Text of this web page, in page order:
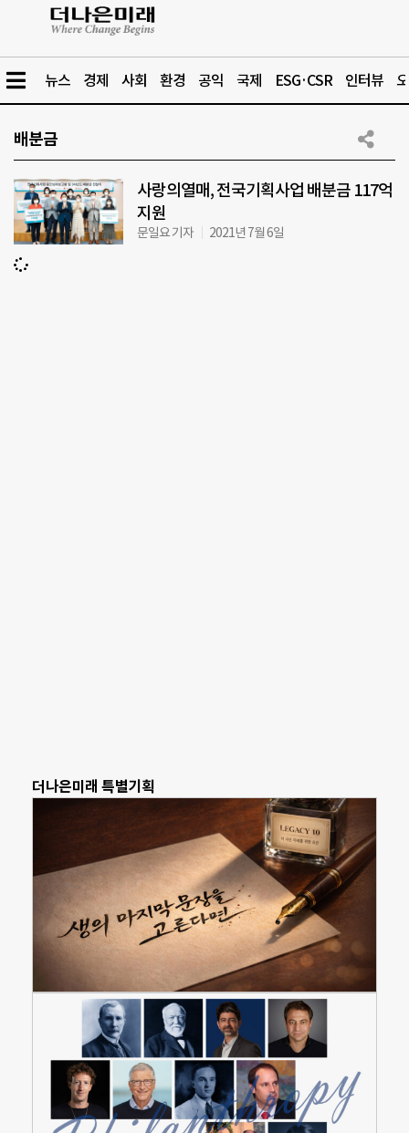
뉴스 경제 사회 환경 공익 국제 ESG·CSR 인터뷰
배분금
사랑의열매, 전국기획사업 배분금 117억
지원
문일요 기자 2021년 7월 6일
더나은미래 특별기획